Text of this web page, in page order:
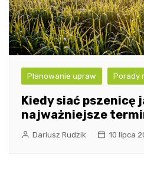
Planowanie upraw Porady
Kiedy siać pszenicę
najważniejsze
Dariusz Rudzik 10 lipca